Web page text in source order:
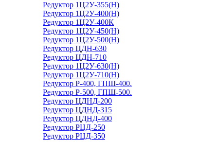
Редуктор 1Ц2У-355(Н)
Редуктор 1Ц2У-400(Н)
Редуктор 1Ц2У-400К
Редуктор 1Ц2У-450(Н)
Редуктор 1Ц2У-500(Н)
Редуктор ЦДН-630
Редуктор ЦДН-710
Редуктор 1Ц2У-630(Н)
Редуктор 1Ц2У-710(Н)
Редуктор Р-400, ГПШ-400.
Редуктор Р-500, ГПШ-500.
Редуктор ЦДНД-200
Редуктор ЦДНД-315
Редуктор ЦДНД-400
Редуктор РЦД-250
Редуктор РЦД-350